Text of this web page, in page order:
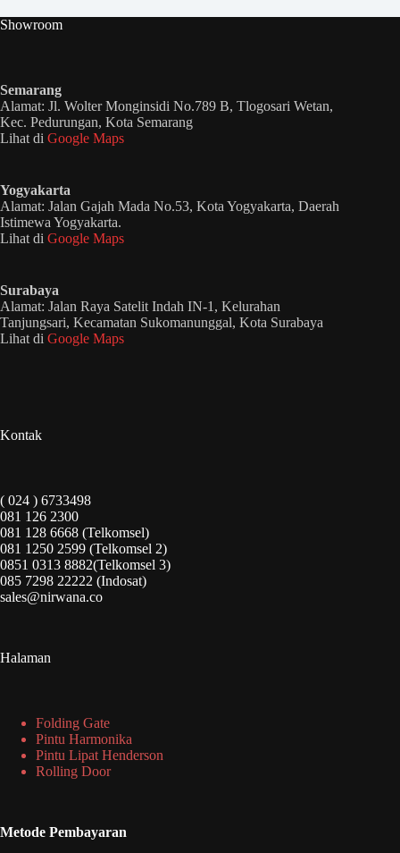
Showroom
Semarang
Alamat: Jl. Wolter Monginsidi No.789 B, Tlogosari Wetan,
Kec. Pedurungan, Kota Semarang
Lihat di Google Maps
Yogyakarta
Alamat: Jalan Gajah Mada No.53, Kota Yogyakarta, Daerah
Istimewa Yogyakarta.
Lihat di Google Maps
Surabaya
Alamat: Jalan Raya Satelit Indah IN-1, Kelurahan
Tanjungsari, Kecamatan Sukomanunggal, Kota Surabaya
Lihat di Google Maps
Kontak
( 024 ) 6733498
081 126 2300
081 128 6668 (Telkomsel)
081 1250 2599 (Telkomsel 2)
0851 0313 8882(Telkomsel 3)
085 7298 22222 (Indosat)
sales@nirwana.co
Halaman
Folding Gate
Pintu Harmonika
Pintu Lipat Henderson
Rolling Door
Metode Pembayaran